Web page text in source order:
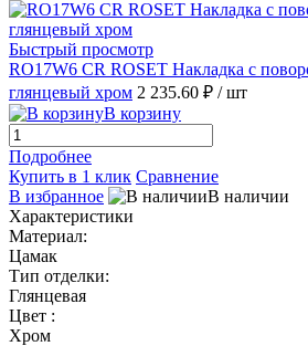
Быстрый просмотр
RO17W6 CR ROSET Накладка с
глянцевый хром 2 235.60 ₽ / шт
В корзину
Подробнее
Купить в 1 клик Сравнение
В избранное
В наличии
Характеристики
Материал:
Цамак
Тип отделки:
Глянцевая
Цвет :
Хром